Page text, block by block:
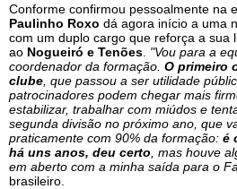
Conforme confirmou pessoalmente na
Paulinho Roxo dá agora início a uma
com um duplo cargo que reforça a sua
ao Nogueiró e Tenões "Vou para a
coordenador da formação. O primeiro
clube , que passou a ser utilidade
patrocinadores podem chegar mais
estabilizar, trabalhar com miúdos e
segunda divisão no próximo ano, que
praticamente com 90% da formação: é
há uns anos, deu certo , mas houve
em aberto com a minha saída para o
brasileiro.